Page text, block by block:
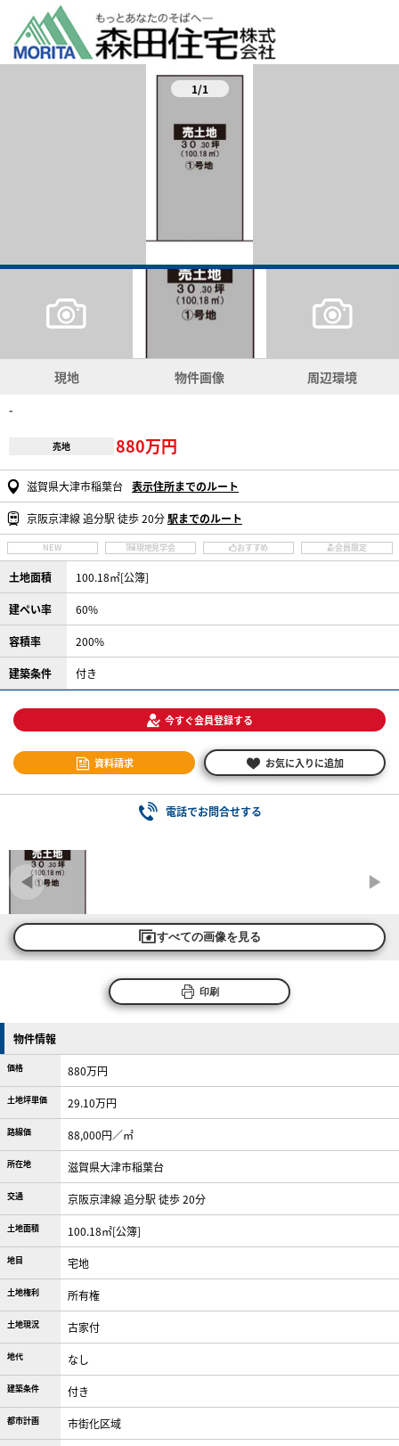
1/1
現地 物件画像 周辺環境
-
売地 880万円
滋賀県大津市稲葉台 表示住所までのルート
京阪京津線 追分駅 徒歩 20分駅までのルート
NEW 現地見学会 おすすめ 会員限定
土地面積 100.18㎡[公簿]
建ぺい率 60%
容積率 200%
建築条件 付き
今すぐ会員登録する
資料請求 お気に入りに追加
電話でお問合せする
すべての画像を見る
印刷
物件情報
価格 880万円
土地坪単価 29.10万円
路線価 88,000円／㎡
所在地 滋賀県大津市稲葉台
交通 京阪京津線 追分駅 徒歩 20分
土地面積 100.18㎡[公簿]
地目 宅地
土地権利 所有権
土地現況 古家付
地代 なし
建築条件 付き
都市計画 市街化区域